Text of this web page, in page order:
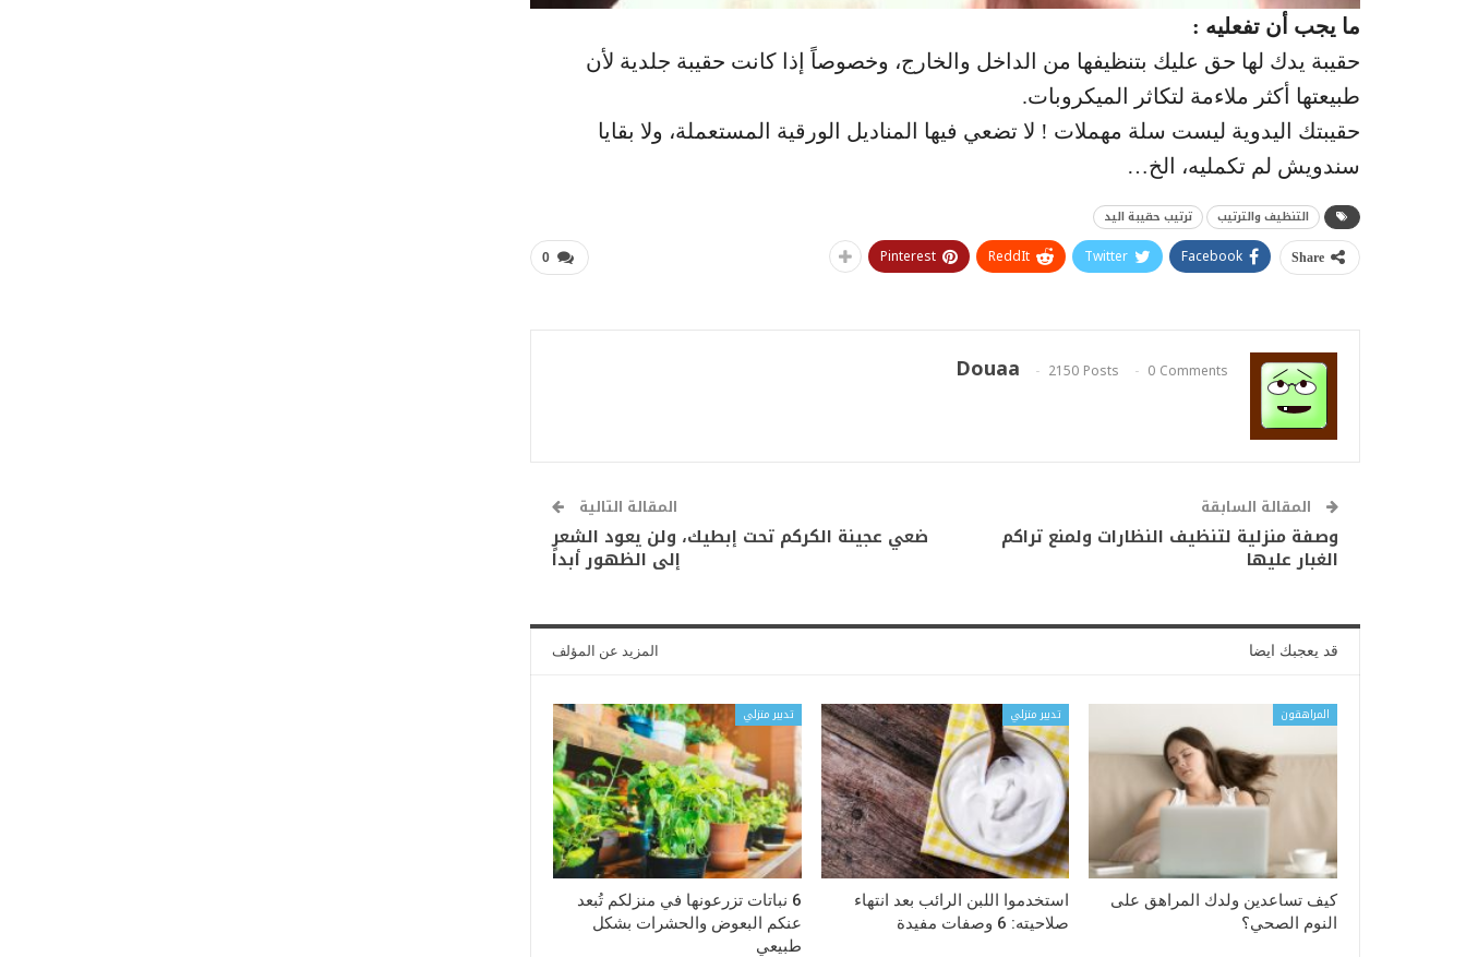
ما يجب أن تفعليه :
حقيبة يدك لها حق عليك بتنظيفها من الداخل والخارج، وخصوصاً إذا كانت حقيبة جلدية لأن
طبيعتها أكثر ملاءمة لتكاثر الميكروبات.
حقيبتك اليدوية ليست سلة مهملات ! لا تضعي فيها المناديل الورقية المستعملة، ولا بقايا
سندويش لم تكمليه، الخ…
التنظيف والترتيب ترتيب حقيبة اليد
0 Share
Facebook
Twitter
ReddIt
Pinterest
Douaa 2150 Posts 0 Comments
المقالة السابقة
وصفة منزلية لتنظيف النظارات ولمنع تراكم
الغبار عليها
المقالة التالية
ضعي عجينة الكركم تحت إبطيك، ولن يعود الشعر
إلى الظهور أبداً
قد يعجبك ايضا المزيد عن المؤلف
المراهقون
كيف تساعدين ولدك المراهق على
النوم الصحي؟
تدبير منزلي
استخدموا اللبن الرائب بعد انتهاء
صلاحيته: 6 وصفات مفيدة
تدبير منزلي
6 نباتات تزرعونها في منزلكم تُبعد
عنكم البعوض والحشرات بشكل
طبيعي